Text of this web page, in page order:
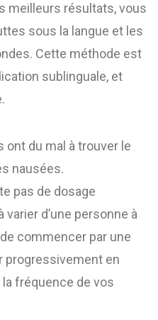
meilleurs résultats, vous
sous la langue et les
Cette méthode est
sublinguale, et
ont du mal à trouver le
nausées.
pas de dosage
d’une personne à
commencer par une
progressivement en
fréquence de vos